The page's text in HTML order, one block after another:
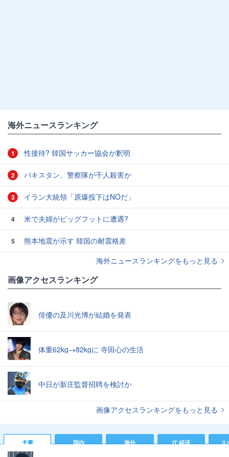
海外ニュースランキング
1 性接待? 韓国サッカー協会が釈明
2 パキスタン、警察隊が千人殺害か
3 イラン大統領「原爆投下はNOだ」
4 米で夫婦がビッグフットに遭遇?
5
熊本地震が示す 韓国の耐震格差
海外ニュースランキングをもっと見る
画像アクセスランキング
俳優の及川光博が結婚を発表
体重62kg→82kgに 寺田心の生活
中日が新庄監督招聘を検討か
画像アクセスランキングをもっと見る
主要 国内 海外 IT 経済 ス